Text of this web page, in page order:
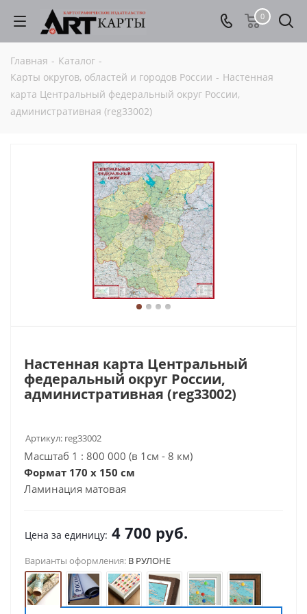
0
Главная - Каталог -
Карты округов, областей и городов России - Настенная
карта Центральный федеральный округ России,
административная (reg33002)
Настенная карта Центральный
федеральный округ России,
административная (reg33002)
Артикул: reg33002
Масштаб 1 : 800 000 (в 1см - 8 км)
Формат 170 х 150 см
Ламинация матовая
Цена за единицу: 4 700 руб.
Варианты оформления: В РУЛОНЕ